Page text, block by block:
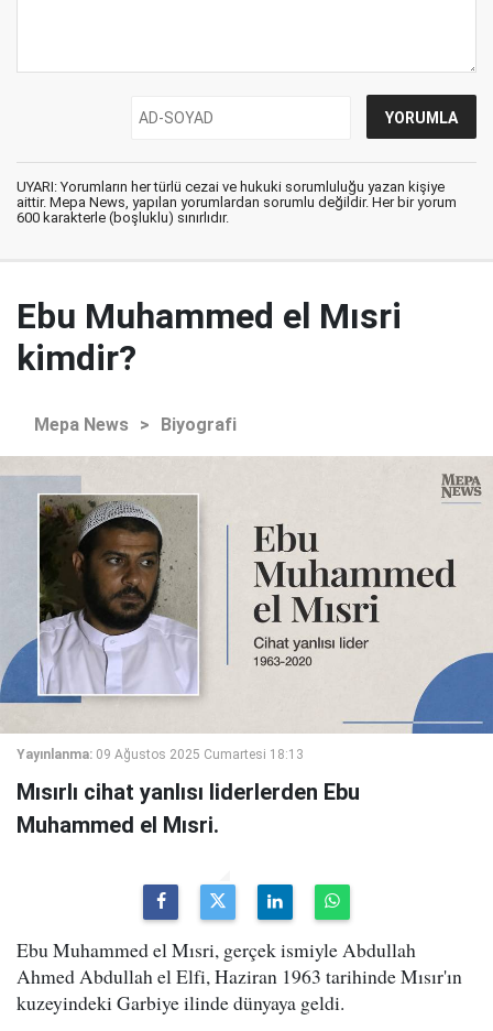
UYARI: Yorumların her türlü cezai ve hukuki sorumluluğu yazan kişiye
aittir. Mepa News, yapılan yorumlardan sorumlu değildir. Her bir yorum
600 karakterle (boşluklu) sınırlıdır.
Ebu Muhammed el Mısri
kimdir?
Mepa News > Biyografi
Yayınlanma: 09 Ağustos 2025 Cumartesi 18:13
Mısırlı cihat yanlısı liderlerden Ebu
Muhammed el Mısri.
Ebu Muhammed el Mısri, gerçek ismiyle Abdullah
Ahmed Abdullah el Elfi, Haziran 1963 tarihinde Mısır'ın
kuzeyindeki Garbiye ilinde dünyaya geldi.